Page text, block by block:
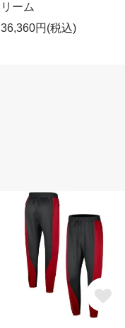
リーム
36,360円(税込)